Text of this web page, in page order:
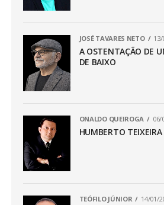
JOSÉ TAVARES NETO 13/
A OSTENTAÇÃO DE
DE BAIXO
ONALDO QUEIROGA 06/
HUMBERTO TEIXEIRA
TEÓFILO JÚNIOR 14/01/